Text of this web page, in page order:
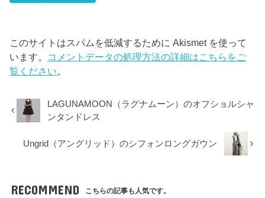
このサイトはスパムを低減するために Akismet を使って
います。 コメントデータの処理方法の詳細はこちらをご
覧ください。
LAGUNAMOON（ラグナムーン）のオフショルシャ
ンタンドレス
Ungrid（アングリッド）のシフォンロングガウン
RECOMMEND こちらの記事も人気です。